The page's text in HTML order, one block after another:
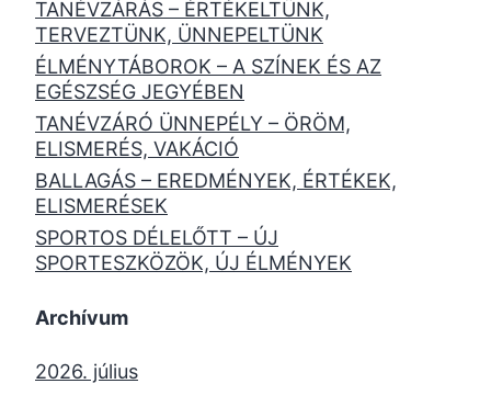
TANÉVZÁRÁS – ÉRTÉKELTÜNK,
TERVEZTÜNK, ÜNNEPELTÜNK
ÉLMÉNYTÁBOROK – A SZÍNEK ÉS AZ
EGÉSZSÉG JEGYÉBEN
TANÉVZÁRÓ ÜNNEPÉLY – ÖRÖM,
ELISMERÉS, VAKÁCIÓ
BALLAGÁS – EREDMÉNYEK, ÉRTÉKEK,
ELISMERÉSEK
SPORTOS DÉLELŐTT – ÚJ
SPORTESZKÖZÖK, ÚJ ÉLMÉNYEK
Archívum
2026. július